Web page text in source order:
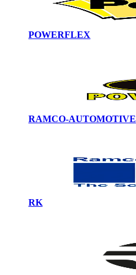
POWERFLEX
RAMCO-AUTOMOTIVE
RK